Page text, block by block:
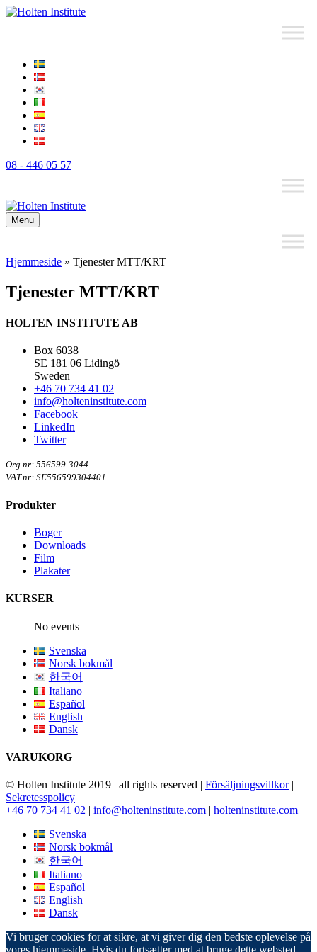
08 - 446 05 57
Menu
Hjemmeside » Tjenester MTT/KRT
Tjenester MTT/KRT
HOLTEN INSTITUTE AB
Box 6038
SE 181 06 Lidingö
Sweden
+46 70 734 41 02
info@holteninstitute.com
Facebook
LinkedIn
Twitter
Org.nr: 556599-3044
VAT.nr: SE556599304401
Produkter
Boger
Downloads
Film
Plakater
KURSER
No events
Svenska
Norsk bokmål
한국어
Italiano
Español
English
Dansk
VARUKORG
© Holten Institute 2019 | all rights reserved | Försäljningsvillkor|
Sekretesspolicy
+46 70 734 41 02 | info@holteninstitute.com | holteninstitute.com
Svenska
Norsk bokmål
한국어
Italiano
Español
English
Dansk
Vi bruger cookies for at sikre, at vi giver dig den bedste oplevelse på
vores hjemmeside. Hvis du fortsætter med at bruge dette websted,